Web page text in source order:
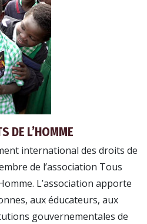
DE L’HOMME
international des droits de
de l’association Tous
L’association apporte
aux éducateurs, aux
gouvernementales de